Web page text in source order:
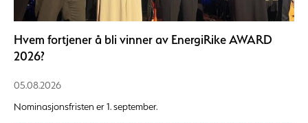
Hvem fortjener å bli vinner av EnergiRike AWARD
2026?
05.08.2026
Nominasjonsfristen er 1. september.